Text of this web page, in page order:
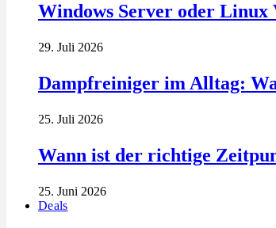
Windows Server oder Linux
29. Juli 2026
Dampfreiniger im Alltag:
25. Juli 2026
Wann ist der richtige
25. Juni 2026
Deals